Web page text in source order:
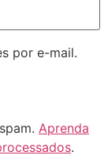
por e-mail.
Aprenda
.